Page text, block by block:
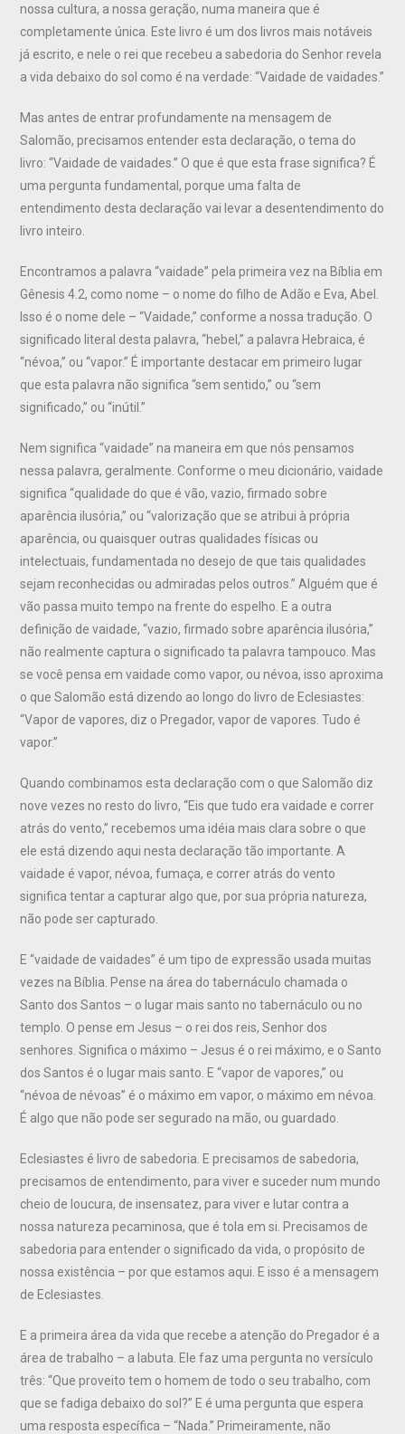
nossa cultura, a nossa geração, numa maneira que é
completamente única. Este livro é um dos livros mais notáveis
já escrito, e nele o rei que recebeu a sabedoria do Senhor revela
a vida debaixo do sol como é na verdade: “Vaidade de vaidades.”
Mas antes de entrar profundamente na mensagem de
Salomão, precisamos entender esta declaração, o tema do
livro: “Vaidade de vaidades.” O que é que esta frase significa? É
uma pergunta fundamental, porque uma falta de
entendimento desta declaração vai levar a desentendimento do
livro inteiro.
Encontramos a palavra “vaidade” pela primeira vez na Bíblia em
Gênesis 4.2, como nome – o nome do filho de Adão e Eva, Abel.
Isso é o nome dele – “Vaidade,” conforme a nossa tradução. O
significado literal desta palavra, “hebel,” a palavra Hebraica, é
“névoa,” ou “vapor.” É importante destacar em primeiro lugar
que esta palavra não significa “sem sentido,” ou “sem
significado,” ou “inútil.”
Nem significa “vaidade” na maneira em que nós pensamos
nessa palavra, geralmente. Conforme o meu dicionário, vaidade
significa “qualidade do que é vão, vazio, firmado sobre
aparência ilusória,” ou “valorização que se atribui à própria
aparência, ou quaisquer outras qualidades físicas ou
intelectuais, fundamentada no desejo de que tais qualidades
sejam reconhecidas ou admiradas pelos outros.” Alguém que é
vão passa muito tempo na frente do espelho. E a outra
definição de vaidade, “vazio, firmado sobre aparência ilusória,”
não realmente captura o significado ta palavra tampouco. Mas
se você pensa em vaidade como vapor, ou névoa, isso aproxima
o que Salomão está dizendo ao longo do livro de Eclesiastes:
“Vapor de vapores, diz o Pregador, vapor de vapores. Tudo é
vapor.”
Quando combinamos esta declaração com o que Salomão diz
nove vezes no resto do livro, “Eis que tudo era vaidade e correr
atrás do vento,” recebemos uma idéia mais clara sobre o que
ele está dizendo aqui nesta declaração tão importante. A
vaidade é vapor, névoa, fumaça, e correr atrás do vento
significa tentar a capturar algo que, por sua própria natureza,
não pode ser capturado.
E “vaidade de vaidades” é um tipo de expressão usada muitas
vezes na Bíblia. Pense na área do tabernáculo chamada o
Santo dos Santos – o lugar mais santo no tabernáculo ou no
templo. O pense em Jesus – o rei dos reis, Senhor dos
senhores. Significa o máximo – Jesus é o rei máximo, e o Santo
dos Santos é o lugar mais santo. E “vapor de vapores,” ou
“névoa de névoas” é o máximo em vapor, o máximo em névoa.
É algo que não pode ser segurado na mão, ou guardado.
Eclesiastes é livro de sabedoria. E precisamos de sabedoria,
precisamos de entendimento, para viver e suceder num mundo
cheio de loucura, de insensatez, para viver e lutar contra a
nossa natureza pecaminosa, que é tola em si. Precisamos de
sabedoria para entender o significado da vida, o propósito de
nossa existência – por que estamos aqui. E isso é a mensagem
de Eclesiastes.
E a primeira área da vida que recebe a atenção do Pregador é a
área de trabalho – a labuta. Ele faz uma pergunta no versículo
três: “Que proveito tem o homem de todo o seu trabalho, com
que se fadiga debaixo do sol?” E é uma pergunta que espera
uma resposta específica – “Nada.” Primeiramente, não